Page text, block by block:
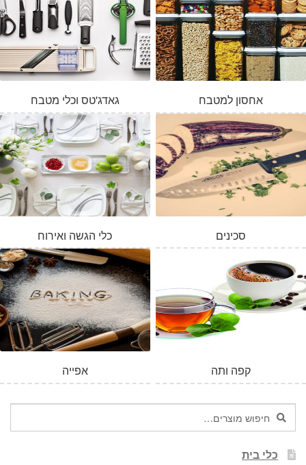
גאדג'טס וכלי מטבח אחסון למטבח
כלי הגשה ואירוח סכינים
אפייה קפה ותה
חיפוש
עבור:
חיפוש
כלי בית